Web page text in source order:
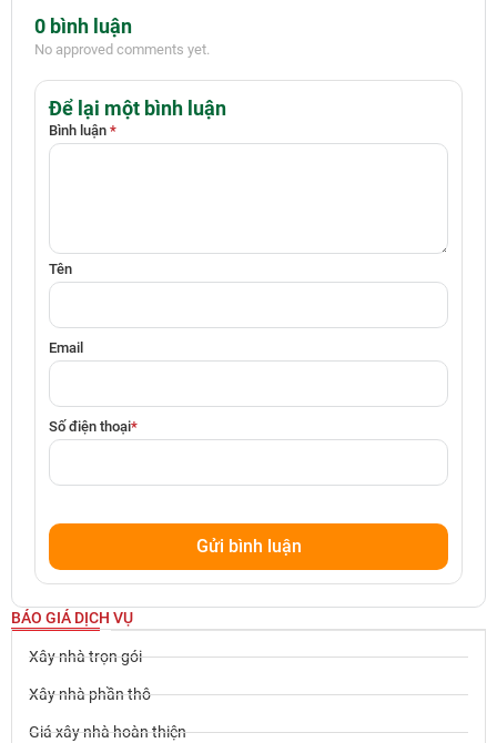
0 bình luận
No approved comments yet.
Để lại một bình luận
Bình luận *
Tên
Email
Số điện thoại*
BÁO GIÁ DỊCH VỤ
Xây nhà trọn gói
Xây nhà phần thô
Giá xây nhà hoàn thiện